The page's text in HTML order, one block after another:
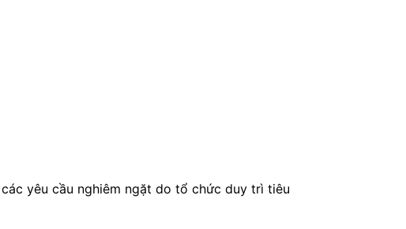
yêu cầu nghiêm ngặt do tổ chức duy trì tiêu